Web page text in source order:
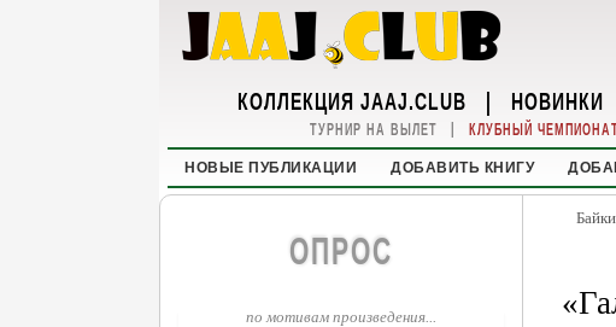
КОЛЛЕКЦИЯ JAAJ.CLUB | НОВИНКИ
ТУРНИР НА ВЫЛЕТ | КЛУБНЫЙ
НОВЫЕ ПУБЛИКАЦИИ ДОБАВИТЬ КНИГУ
ОПРОС
по мотивам произведения...